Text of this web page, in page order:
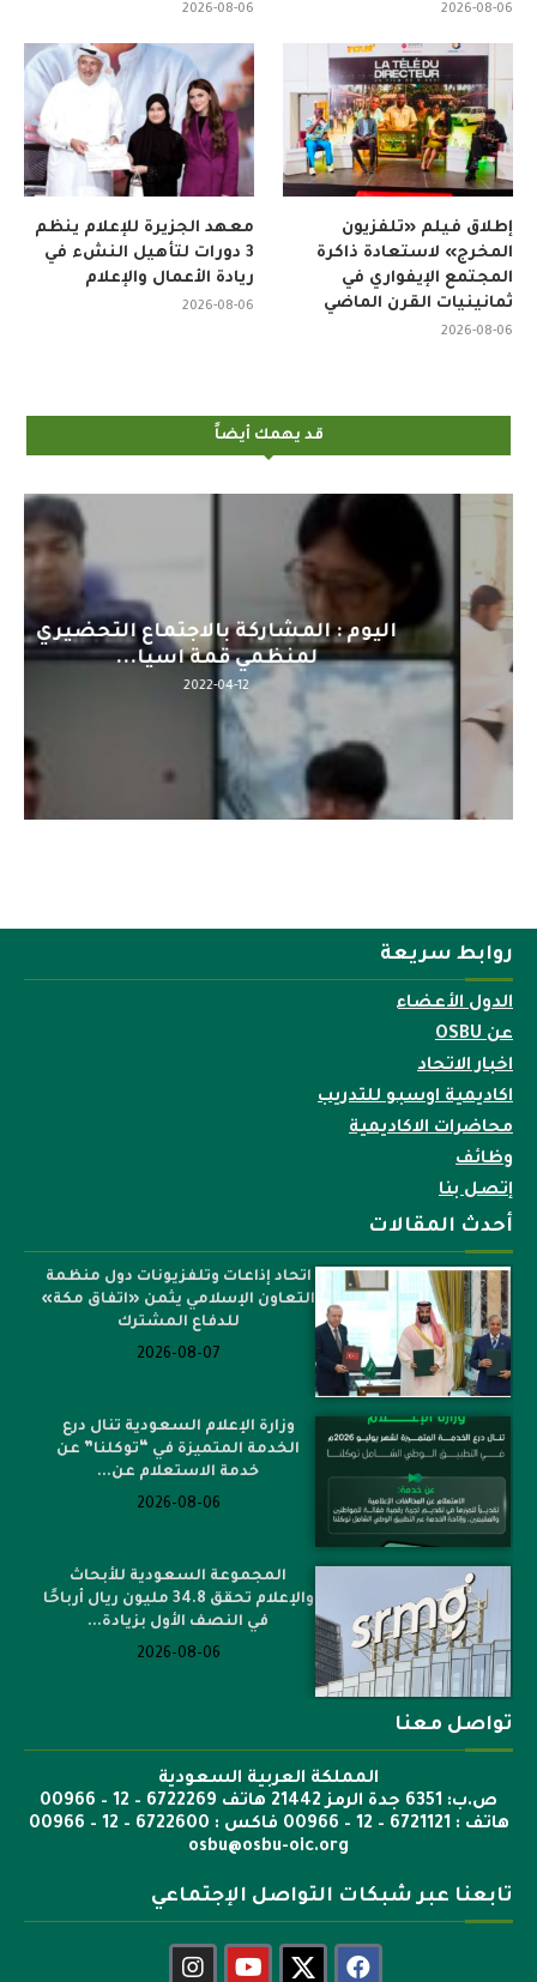
2026-08-06 2026-08-06
معهد الجزيرة للإعلام ينظم
3 دورات لتأهيل النشء في
ريادة الأعمال والإعلام
2026-08-06
إطلاق فيلم «تلفزيون
المخرج» لاستعادة ذاكرة
المجتمع الإيفواري في
ثمانينيات القرن الماضي
2026-08-06
قد يهمك أيضاً
اليوم : المشاركة بالاجتماع التحضيري
لمنظمي قمة اسيا...
2022-04-12
روابط سريعة
الدول الأعضاء
عن OSBU
اخبار الاتحاد
اكاديمية اوسبو للتدريب
محاضرات الاكاديمية
وظائف
إتصل بنا
أحدث المقالات
اتحاد إذاعات وتلفزيونات دول منظمة
التعاون الإسلامي يثمن «اتفاق مكة»
للدفاع المشترك
2026-08-07
وزارة الإعلام السعودية تنال درع
الخدمة المتميزة في “توكلنا” عن
خدمة الاستعلام عن...
2026-08-06
المجموعة السعودية للأبحاث
والإعلام تحقق 34.8 مليون ريال أرباحًا
في النصف الأول بزيادة...
2026-08-06
تواصل معنا
المملكة العربية السعودية
ص.ب: 6351 جدة الرمز 21442 هاتف 6722269 – 12 – 00966
هاتف : 6721121 – 12 – 00966 فاكس : 6722600 – 12 – 00966
osbu@osbu-oic.org
تابعنا عبر شبكات التواصل الإجتماعي